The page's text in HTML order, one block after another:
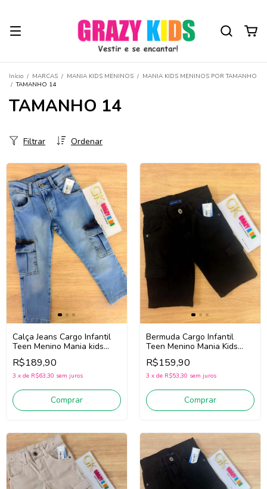
Início / MARCAS / MANIA KIDS MENINOS / MANIA KIDS MENINOS POR TAMANHO
/ TAMANHO 14
TAMANHO 14
Ordenar
Filtrar
Calça Jeans Cargo Infantil
Teen Menino Mania kids
3402 (Jeans Médio)
R$189,90
3 x de R$63,30 sem juros
Comprar
Bermuda Cargo Infantil
Teen Menino Mania Kids
3383 (Preto)
R$159,90
3 x de R$53,30 sem juros
Comprar